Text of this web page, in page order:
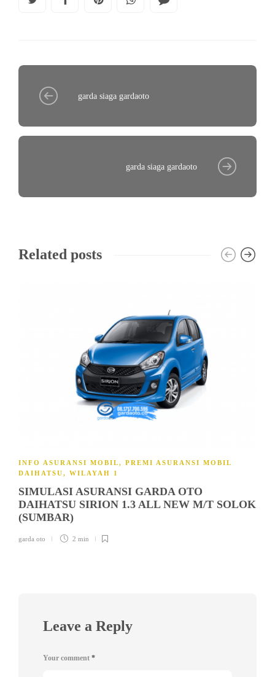
garda siaga gardaoto
garda siaga gardaoto
Related posts
INFO ASURANSI MOBIL, PREMI ASURANSI MOBIL
DAIHATSU, WILAYAH 1
SIMULASI ASURANSI GARDA OTO
DAIHATSU SIRION 1.3 ALL NEW M/T SOLOK
(SUMBAR)
garda oto 2 min
Leave a Reply
Your comment *